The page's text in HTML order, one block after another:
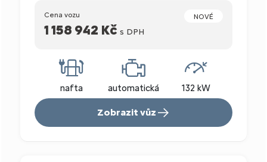
Cena vozu
1 158 942 Kč s DPH
NOVÉ
nafta automatická 132 kW
Zobrazit vůz